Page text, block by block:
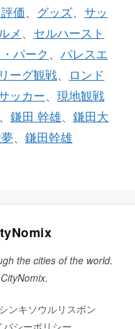
価、 グッズ、 サッ
メ 、 セルハースト
パーク 、 パレスエ
ーグ観戦、
ロンド
ッカー、 現地観戦
、 鎌田 幹雄、 鎌田大
、 鎌田幹雄
the cities of the world.
ンキソウルリスボン